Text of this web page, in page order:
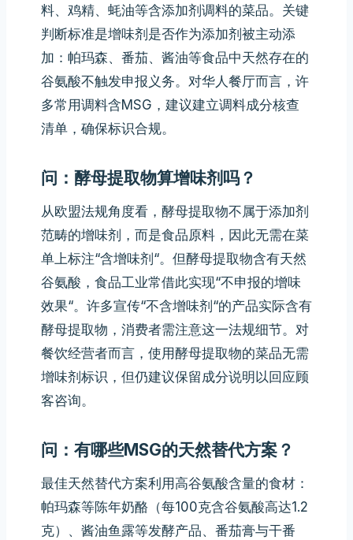
料、鸡精、蚝油等含添加剂调料的菜品。关键
判断标准是增味剂是否作为添加剂被主动添
加：帕玛森、番茄、酱油等食品中天然存在的
谷氨酸不触发申报义务。对华人餐厅而言，许
多常用调料含MSG，建议建立调料成分核查
清单，确保标识合规。
问：酵母提取物算增味剂吗？
从欧盟法规角度看，酵母提取物不属于添加剂
范畴的增味剂，而是食品原料，因此无需在菜
单上标注“含增味剂“。但酵母提取物含有天然
谷氨酸，食品工业常借此实现“不申报的增味
效果“。许多宣传“不含增味剂“的产品实际含有
酵母提取物，消费者需注意这一法规细节。对
餐饮经营者而言，使用酵母提取物的菜品无需
增味剂标识，但仍建议保留成分说明以回应顾
客咨询。
问：有哪些MSG的天然替代方案？
最佳天然替代方案利用高谷氨酸含量的食材：
帕玛森等陈年奶酪（每100克含谷氨酸高达1.2
克）、酱油鱼露等发酵产品、番茄膏与干番